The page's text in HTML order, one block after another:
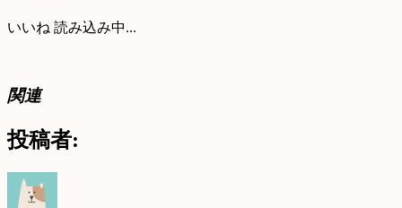
いいね 読み込み中...
関連
投稿者: